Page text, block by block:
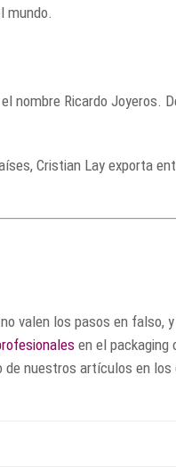
mundo.
nombre Ricardo Joyeros.
Cristian Lay exporta
valen los pasos en falso,
en el packaging
nuestros artículos en los